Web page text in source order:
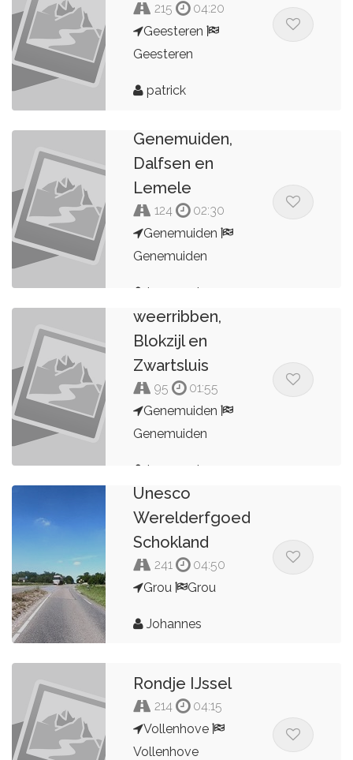
215
04:20
Geesteren
Geesteren
patrick
Genemuiden,
Dalfsen en
Lemele
124
02:30
Genemuiden
Genemuiden
Lau_on_tour
Route door de
weerribben,
Blokzijl en
Zwartsluis
95
01:55
Genemuiden
Genemuiden
Lau_on_tour
Unesco
Werelderfgoed
Schokland
241
04:50
Grou
Grou
Johannes
Rondje IJssel
214
04:15
Vollenhove
Vollenhove